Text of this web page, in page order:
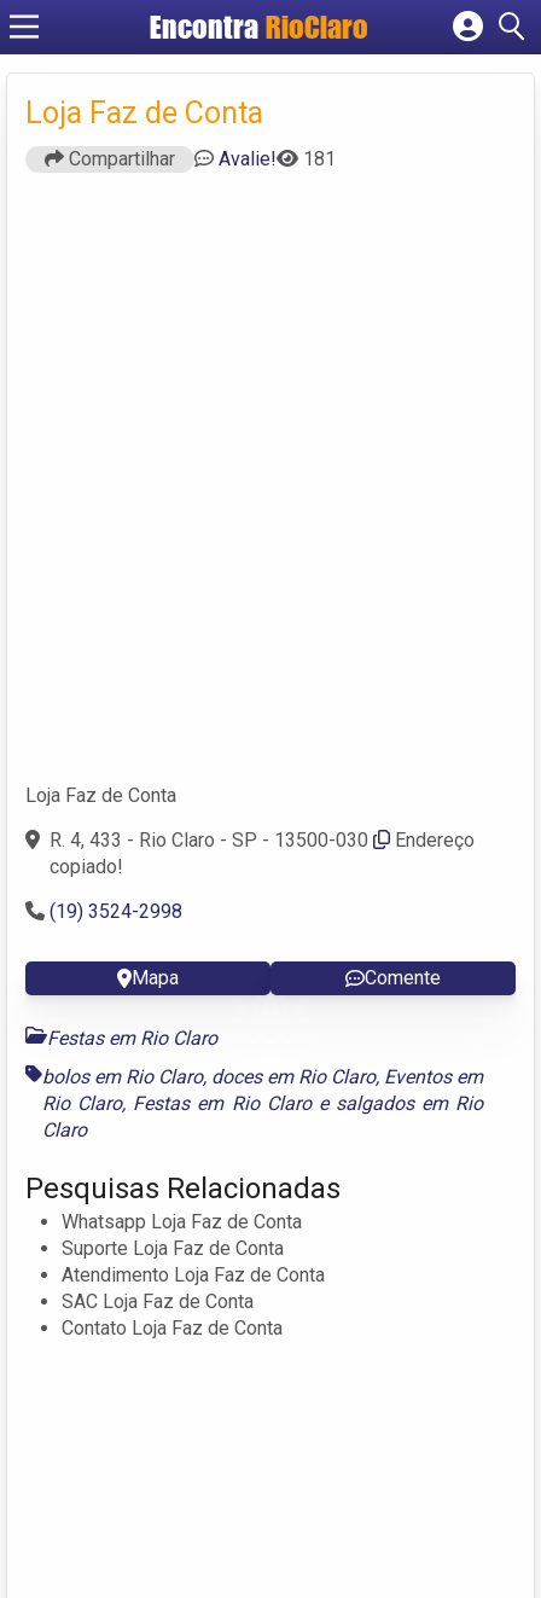
Encontra RioClaro
Cadastrar empresa
Criar conta
Loja Faz de Conta
Compartilhar Avalie! 181
Loja Faz de Conta
R. 4, 433 - Rio Claro - SP - 13500-030
Endereço
copiado!
(19) 3524-2998
Mapa Comente
Festas em Rio Claro
bolos em Rio Claro, doces em Rio Claro, Eventos em
Rio Claro, Festas em Rio Claroe salgados em Rio
Claro
Pesquisas Relacionadas
Whatsapp Loja Faz de Conta
Suporte Loja Faz de Conta
Atendimento Loja Faz de Conta
SAC Loja Faz de Conta
Contato Loja Faz de Conta